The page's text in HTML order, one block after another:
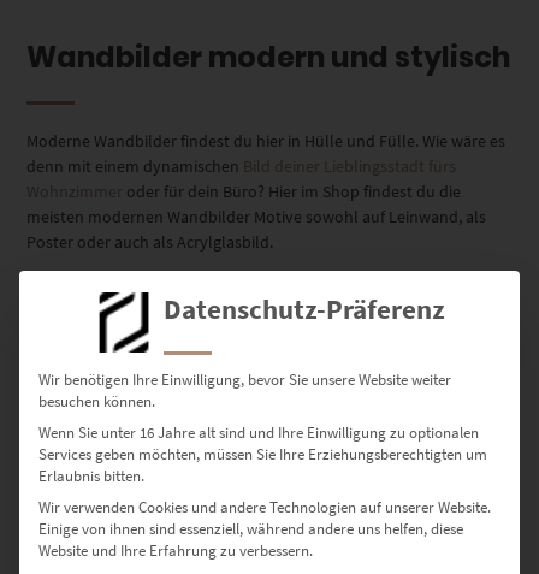
Wandbilder modern und stylisch
Moderne Wandbilder findest du hier in Hülle und Fülle. Wie wäre es
denn mit einem dynamischen Bild deiner Lieblingsstadt fürs
Wohnzimmer oder für dein Büro? Hier im Shop findest du die
meisten modernen Wandbilder Motive sowohl auf Leinwand, als
Poster oder auch als Acrylglasbild.
Positive Stimmung kommt auf, sobald du die Fotos siehst. Sie
charakterisieren unverwechselbar das Zuhause, das dir Ruhe gönnt.
Diese Kraft entfalten nur Wanddekorationen, an denen man lange
Moderne Poster Kaufen
Hier im Shop hast du zudem eine tolle Auswahl an hochwertigen
Datenschutz-Präferenz
Wir benötigen Ihre Einwilligung, bevor Sie unsere Website weiter
besuchen können.
Wenn Sie unter 16 Jahre alt sind und Ihre Einwilligung zu optionalen
Services geben möchten, müssen Sie Ihre Erziehungsberechtigten um
Erlaubnis bitten.
Wir verwenden Cookies und andere Technologien auf unserer Website.
Einige von ihnen sind essenziell, während andere uns helfen, diese
Website und Ihre Erfahrung zu verbessern.